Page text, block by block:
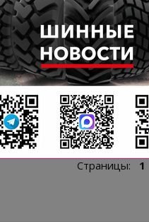
Типоразмер: AT25x8-12
Производитель: BKT
Диаметр, дюйм: 12
PR: 6
Страницы: 1